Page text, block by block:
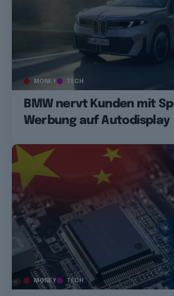
MONEY TECH
BMW nervt Kunden mit
Werbung auf Autodisplay
MONEY TECH